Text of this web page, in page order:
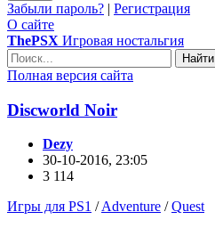
Забыли пароль? | Регистрация
О сайте
ThePSX Игровая ностальгия
Найти
Полная версия сайта
Discworld Noir
Dezy
30-10-2016, 23:05
3 114
Игры для PS1 /Adventure /Quest